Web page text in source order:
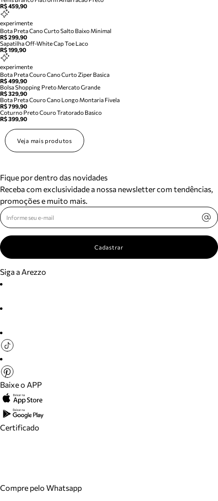
R$ 459,90
experimente
Bota Preta Cano Curto Salto Baixo Minimal
R$ 299,90
Sapatilha Off-White Cap Toe Laco
R$ 199,90
experimente
Bota Preta Couro Cano Curto Ziper Basica
R$ 499,90
Bolsa Shopping Preto Mercato Grande
R$ 329,90
Bota Preta Couro Cano Longo Montaria Fivela
R$ 799,90
Coturno Preto Couro Tratorado Basico
R$ 399,90
Veja mais produtos
Fique por dentro das novidades
Receba com exclusividade a nossa newsletter com tendências,
promoções e muito mais.
Cadastrar
Siga a Arezzo
Baixe o APP
Certificado
Compre pelo Whatsapp